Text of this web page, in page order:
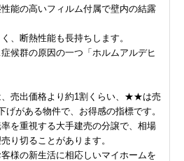
能の高いフィルム付属で壁内の結露
、断熱性能も長持ちします。
候群の原因の一つ「ホルムアルデヒ
、売出価格より約1割くらい、★★は売
がある物件で、お得感の指標です。
を重視する大手建売の分譲で、相場
り切ることがあります。
様の新生活に相応しいマイホームを